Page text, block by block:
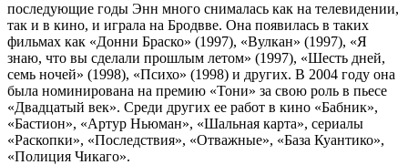
последующие годы Энн много снималась как на телевидении,
так и в кино, и играла на Бродвве. Она появилась в таких
фильмах как «Донни Браско» (1997), «Вулкан» (1997), «Я
знаю, что вы сделали прошлым летом» (1997), «Шесть дней,
семь ночей» (1998), «Психо» (1998) и других. В 2004 году она
была номинирована на премию «Тони» за свою роль в пьесе
«Двадцатый век». Среди других ее работ в кино «Бабник»,
«Бастион», «Артур Ньюман», «Шальная карта», сериалы
«Раскопки», «Последствия», «Отважные», «База Куантико»,
«Полиция Чикаго».